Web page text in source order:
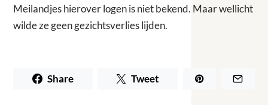
Meilandjes hierover logen is niet bekend. Maar wellicht
wilde ze geen gezichtsverlies lijden.
Share Tweet